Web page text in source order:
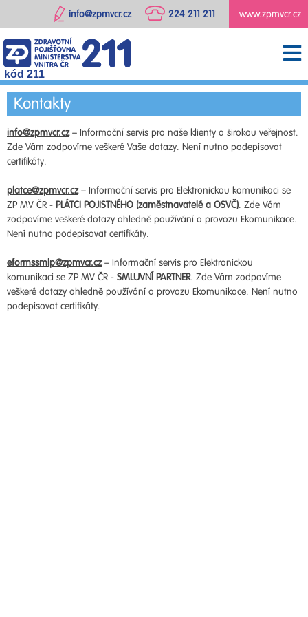
www.zpmvcr.cz
224 211 211
info@zpmvcr.cz
kód 211
Kontakty
info@zpmvcr.cz– Informační servis pro naše klienty a širokou veřejnost.
Zde Vám zodpovíme veškeré Vaše dotazy. Není nutno podepisovat
certifikáty.
platce@zpmvcr.cz– Informační servis pro Elektronickou komunikaci se
ZP MV ČR - PLÁTCI POJISTNÉHO (zaměstnavatelé a OSVČ). Zde Vám
zodpovíme veškeré dotazy ohledně používání a provozu Ekomunikace.
Není nutno podepisovat certifikáty.
eformssmlp@zpmvcr.cz– Informační servis pro Elektronickou
komunikaci se ZP MV ČR - SMLUVNÍ PARTNER. Zde Vám zodpovíme
veškeré dotazy ohledně používání a provozu Ekomunikace. Není nutno
podepisovat certifikáty.